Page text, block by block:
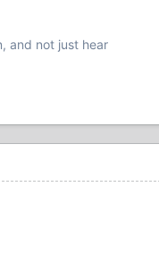
and not just hear